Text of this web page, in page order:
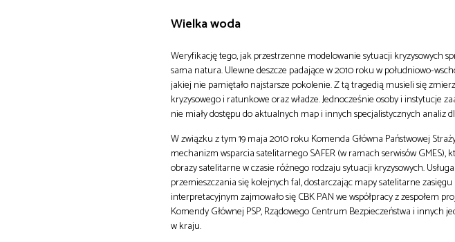
Wielka woda
Weryfikację tego, jak przestrzenne modelowanie sytuacji kryzysowych
sama natura. Ulewne deszcze padające w 2010 roku w południowo-
jakiej nie pamiętało najstarsze pokolenie. Z tą tragedią musieli się
kryzysowego i ratunkowe oraz władze. Jednocześnie osoby i instytucje
nie miały dostępu do aktualnych map i innych specjalistycznych analiz
W związku z tym 19 maja 2010 roku Komenda Główna Państwowej
mechanizm wsparcia satelitarnego SAFER (w ramach serwisów
obrazy satelitarne w czasie różnego rodzaju sytuacji kryzysowych.
przemieszczania się kolejnych fal, dostarczając mapy satelitarne
interpretacyjnym zajmowało się CBK PAN we współpracy z zespołem
Komendy Głównej PSP, Rządowego Centrum Bezpieczeństwa i innych
w kraju.